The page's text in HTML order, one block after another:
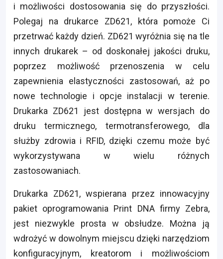
i możliwości dostosowania się do przyszłości.
Polegaj na drukarce ZD621, która pomoże Ci
przetrwać każdy dzień. ZD621 wyróżnia się na tle
innych drukarek – od doskonałej jakości druku,
poprzez możliwość przenoszenia w celu
zapewnienia elastyczności zastosowań, aż po
nowe technologie i opcje instalacji w terenie.
Drukarka ZD621 jest dostępna w wersjach do
druku termicznego, termotransferowego, dla
służby zdrowia i RFID, dzięki czemu może być
wykorzystywana w wielu różnych
zastosowaniach.
Drukarka ZD621, wspierana przez innowacyjny
pakiet oprogramowania Print DNA firmy Zebra,
jest niezwykle prosta w obsłudze. Można ją
wdrożyć w dowolnym miejscu dzięki narzędziom
konfiguracyjnym, kreatorom i możliwościom